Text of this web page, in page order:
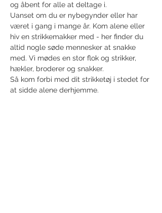
og åbent for alle at deltage i.
Uanset om du er nybegynder eller har
været i gang i mange år. Kom alene eller
hiv en strikkemakker med - her finder du
altid nogle søde mennesker at snakke
med. Vi mødes en stor flok og strikker,
hækler, broderer og snakker.
Så kom forbi med dit strikketøj i stedet for
at sidde alene derhjemme.